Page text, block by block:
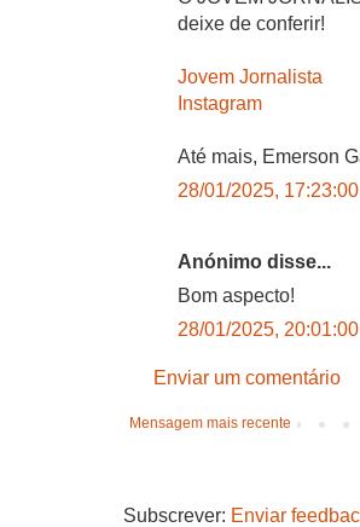
deixe de conferir!
Jovem Jornalista
Instagram
Até mais, Emerson
28/01/2025, 17:23:00
Anónimo disse...
Bom aspecto!
28/01/2025, 20:01:00
Enviar um comentário
Mensagem mais recente
Subscrever: Enviar